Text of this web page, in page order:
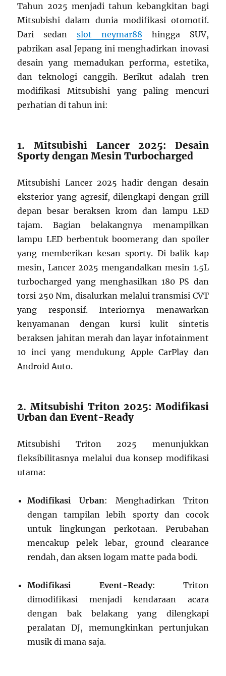
Tahun 2025 menjadi tahun kebangkitan bagi
Mitsubishi dalam dunia modifikasi otomotif.
Dari sedanslot neymar88 hingga SUV,
pabrikan asal Jepang ini menghadirkan inovasi
desain yang memadukan performa, estetika,
dan teknologi canggih. Berikut adalah tren
modifikasi Mitsubishi yang paling mencuri
perhatian di tahun ini:
1. Mitsubishi Lancer 2025: Desain
Sporty dengan Mesin Turbocharged
Mitsubishi Lancer 2025 hadir dengan desain
eksterior yang agresif, dilengkapi dengan grill
depan besar beraksen krom dan lampu LED
tajam. Bagian belakangnya menampilkan
lampu LED berbentuk boomerang dan spoiler
yang memberikan kesan sporty. Di balik kap
mesin, Lancer 2025 mengandalkan mesin 1.5L
turbocharged yang menghasilkan 180 PS dan
torsi 250 Nm, disalurkan melalui transmisi CVT
yang responsif. Interiornya menawarkan
kenyamanan dengan kursi kulit sintetis
beraksen jahitan merah dan layar infotainment
10 inci yang mendukung Apple CarPlay dan
Android Auto.
2. Mitsubishi Triton 2025: Modifikasi
Urban dan Event-Ready
Mitsubishi Triton 2025 menunjukkan
fleksibilitasnya melalui dua konsep modifikasi
utama:
Modifikasi Urban: Menghadirkan Triton
dengan tampilan lebih sporty dan cocok
untuk lingkungan perkotaan. Perubahan
mencakup pelek lebar, ground clearance
rendah, dan aksen logam matte pada bodi.
Modifikasi Event-Ready: Triton
dimodifikasi menjadi kendaraan acara
dengan bak belakang yang dilengkapi
peralatan DJ, memungkinkan pertunjukan
musik di mana saja.